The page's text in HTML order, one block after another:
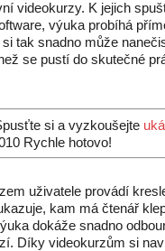
videokurzy. K jejich
výuka probíhá
tak snadno může
se pustí do skutečné
si a vyzkoušejte
Rychle hotovo!
uživatele provádí
kam má čtenář
dokáže snadno
Díky videokurzům si